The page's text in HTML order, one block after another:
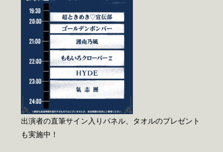
出演者の直筆サイン入りパネル、タオルのプレゼント
も実施中！